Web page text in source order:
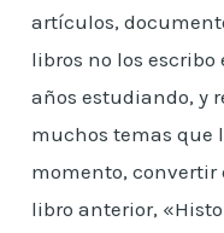
artículos,
libros no los escribo
años estudiando, y
muchos temas que
momento, convertir
libro anterior,